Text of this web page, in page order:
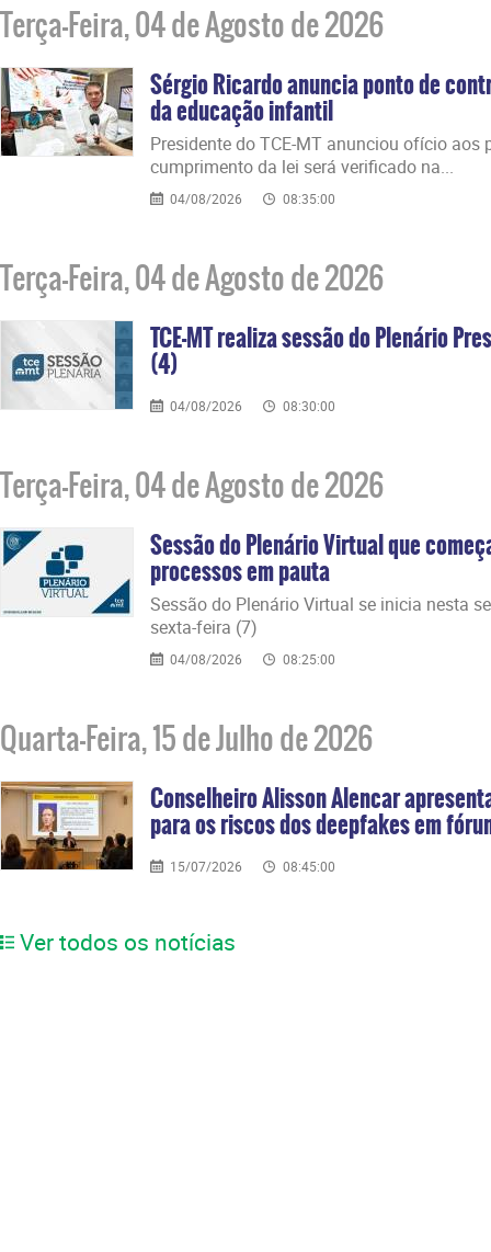
Terça-Feira, 04 de Agosto de 2026
Sérgio Ricardo anuncia ponto de
da educação infantil
Presidente do TCE-MT anunciou ofício aos
cumprimento da lei será verificado na...
04/08/2026 08:35:00
Terça-Feira, 04 de Agosto de 2026
TCE-MT realiza sessão do Plenário
(4)
04/08/2026 08:30:00
Terça-Feira, 04 de Agosto de 2026
Sessão do Plenário Virtual que
processos em pauta
Sessão do Plenário Virtual se inicia nesta
sexta-feira (7)
04/08/2026 08:25:00
Quarta-Feira, 15 de Julho de 2026
Conselheiro Alisson Alencar
para os riscos dos deepfakes em
15/07/2026 08:45:00
Ver todos os notícias